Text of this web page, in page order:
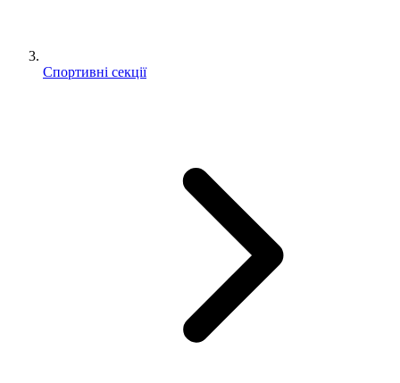
Спортивні секції